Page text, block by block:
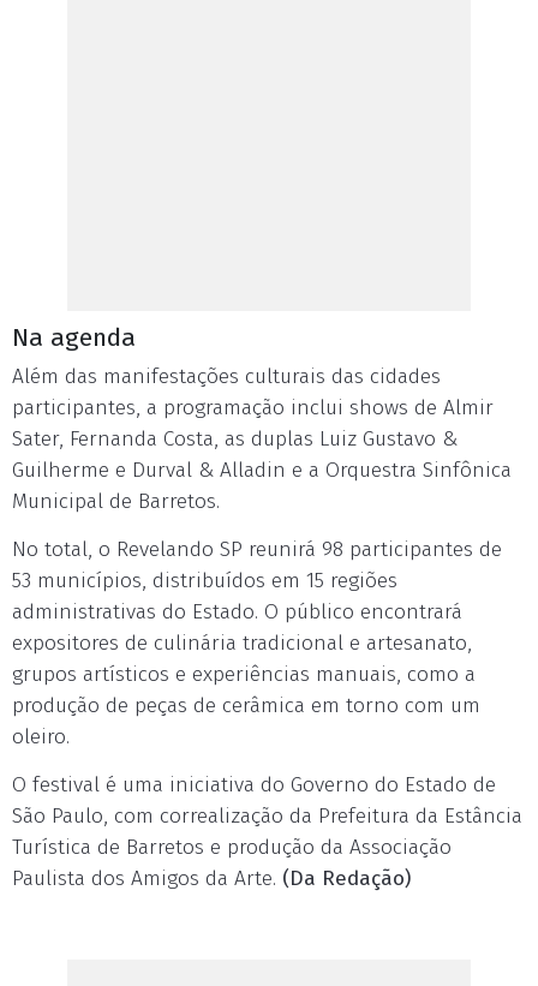
Na agenda
Além das manifestações culturais das cidades
participantes, a programação inclui shows de Almir
Sater, Fernanda Costa, as duplas Luiz Gustavo &
Guilherme e Durval & Alladin e a Orquestra Sinfônica
Municipal de Barretos.
No total, o Revelando SP reunirá 98 participantes de
53 municípios, distribuídos em 15 regiões
administrativas do Estado. O público encontrará
expositores de culinária tradicional e artesanato,
grupos artísticos e experiências manuais, como a
produção de peças de cerâmica em torno com um
oleiro.
O festival é uma iniciativa do Governo do Estado de
São Paulo, com correalização da Prefeitura da Estância
Turística de Barretos e produção da Associação
Paulista dos Amigos da Arte. (Da Redação)